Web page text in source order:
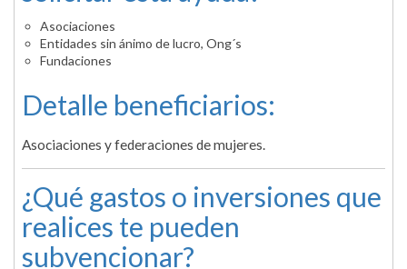
Asociaciones
Entidades sin ánimo de lucro, Ong´s
Fundaciones
Detalle beneficiarios:
Asociaciones y federaciones de mujeres.
¿Qué gastos o inversiones que
realices te pueden
subvencionar?